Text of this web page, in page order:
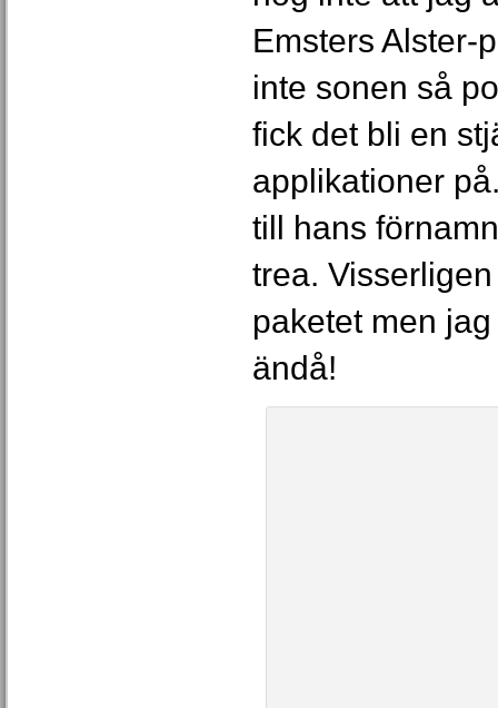
Emsters Alster-
inte sonen så
fick det bli en
applikationer
till hans
trea.
paketet men
ändå!